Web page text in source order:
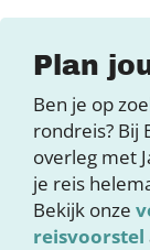
Plan
Ben je op
rondreis? Bij
overleg met
je reis
Bekijk onze
reisvoorstel